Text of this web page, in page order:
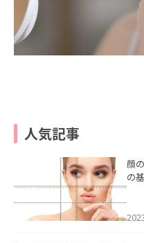
人気記事
顔
の